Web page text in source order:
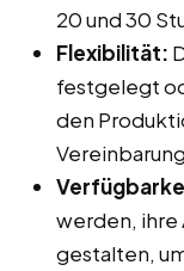
20 und 30
Flexibilität:
festgelegt
den
werden,
gestalten,